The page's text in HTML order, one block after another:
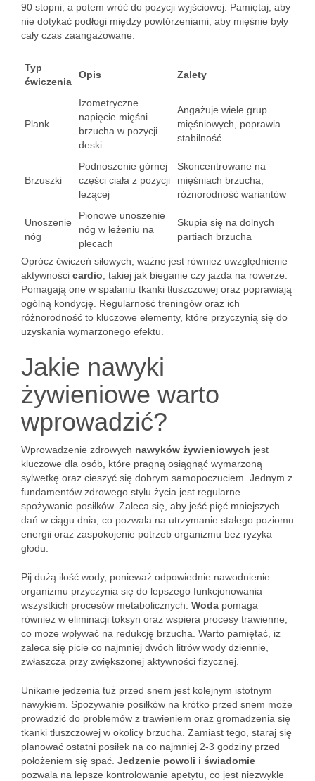
90 stopni, a potem wróć do pozycji wyjściowej. Pamiętaj, aby
nie dotykać podłogi między powtórzeniami, aby mięśnie były
cały czas zaangażowane.
Typ
ćwiczenia
Opis Zalety
Plank
Izometryczne
napięcie mięśni
brzucha w pozycji
deski
Angażuje wiele grup
mięśniowych, poprawia
stabilność
Brzuszki
Podnoszenie górnej
części ciała z pozycji
leżącej
Skoncentrowane na
mięśniach brzucha,
różnorodność wariantów
Unoszenie
nóg
Pionowe unoszenie
nóg w leżeniu na
plecach
Skupia się na dolnych
partiach brzucha
Oprócz ćwiczeń siłowych, ważne jest również uwzględnienie
aktywności cardio , takiej jak bieganie czy jazda na rowerze.
Pomagają one w spalaniu tkanki tłuszczowej oraz poprawiają
ogólną kondycję. Regularność treningów oraz ich
różnorodność to kluczowe elementy, które przyczynią się do
uzyskania wymarzonego efektu.
Jakie nawyki
żywieniowe warto
wprowadzić?
Wprowadzenie zdrowych nawyków żywieniowych jest
kluczowe dla osób, które pragną osiągnąć wymarzoną
sylwetkę oraz cieszyć się dobrym samopoczuciem. Jednym z
fundamentów zdrowego stylu życia jest regularne
spożywanie posiłków. Zaleca się, aby jeść pięć mniejszych
dań w ciągu dnia, co pozwala na utrzymanie stałego poziomu
energii oraz zaspokojenie potrzeb organizmu bez ryzyka
głodu.
Pij dużą ilość wody, ponieważ odpowiednie nawodnienie
organizmu przyczynia się do lepszego funkcjonowania
wszystkich procesów metabolicznych. Woda pomaga
również w eliminacji toksyn oraz wspiera procesy trawienne,
co może wpływać na redukcję brzucha. Warto pamiętać, iż
zaleca się picie co najmniej dwóch litrów wody dziennie,
zwłaszcza przy zwiększonej aktywności fizycznej.
Unikanie jedzenia tuż przed snem jest kolejnym istotnym
nawykiem. Spożywanie posiłków na krótko przed snem może
prowadzić do problemów z trawieniem oraz gromadzenia się
tkanki tłuszczowej w okolicy brzucha. Zamiast tego, staraj się
planować ostatni posiłek na co najmniej 2-3 godziny przed
położeniem się spać. Jedzenie powoli i świadomie
pozwala na lepsze kontrolowanie apetytu, co jest niezwykle